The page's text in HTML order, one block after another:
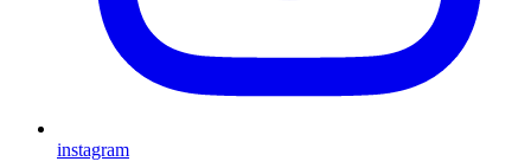
instagram